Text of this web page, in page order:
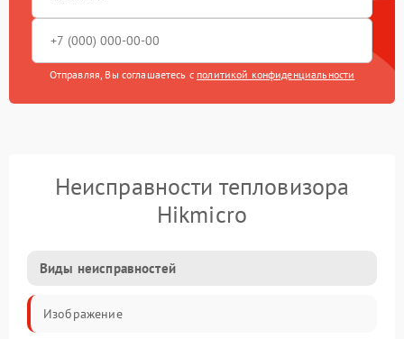
Отправляя, Вы соглашаетесь с политикой конфиденциальности
Неисправности тепловизора
Hikmicro
Виды неисправностей
Изображение